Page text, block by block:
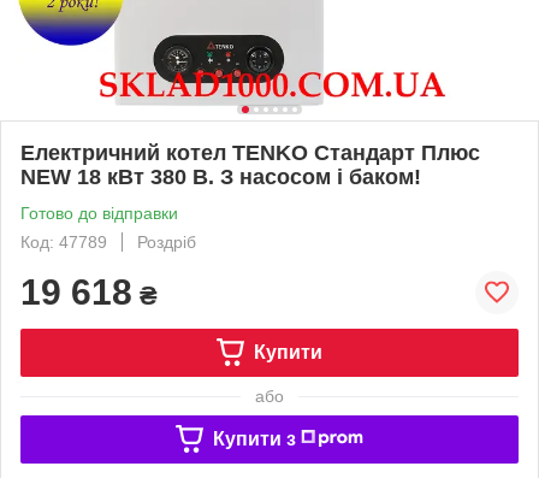
Електричний котел TENKO Стандарт Плюс
NEW 18 кВт 380 В. З насосом і баком!
Готово до відправки
Код: 47789
Роздріб
19 618 ₴
Купити
або
Купити з